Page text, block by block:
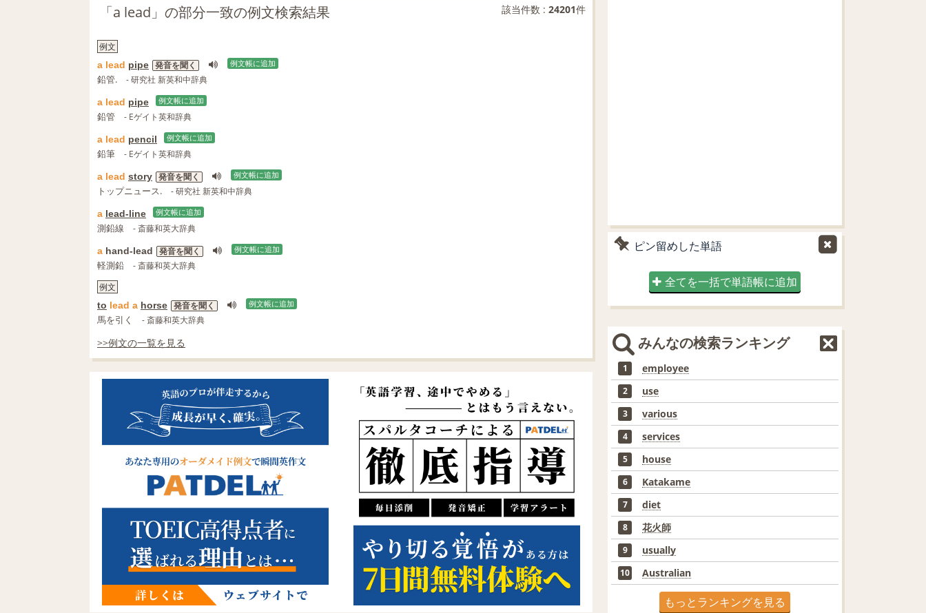
「a lead」の部分一致の例文検索結果 該当件数 : 24201件
例文
a lead pipe 発音を聞く 例文帳に追加
鉛管. - 研究社 新英和中辞典
a lead pipe 例文帳に追加
鉛管 - Eゲイト英和辞典
a lead pencil 例文帳に追加
鉛筆 - Eゲイト英和辞典
a lead story 発音を聞く 例文帳に追加
トップニュース. - 研究社 新英和中辞典
a lead-line 例文帳に追加
測鉛線 - 斎藤和英大辞典
a hand-lead 発音を聞く 例文帳に追加
軽測鉛
- 斎藤和英大辞典
例文
to lead a horse 発音を聞く 例文帳に追加
馬を引く - 斎藤和英大辞典
>>例文の一覧を見る
ピン留めした単語
全てを一括で単語帳に追加
みんなの検索ランキング
1 employee
2 use
3 various
4 services
5 house
6 Katakame
7 diet
8 花火師
9 usually
10 Australian
もっとランキングを見る